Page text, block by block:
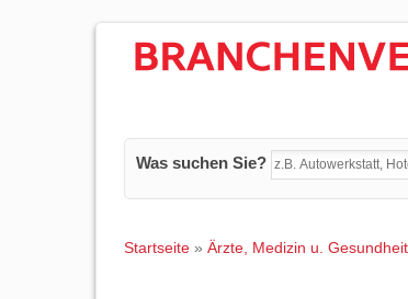
Was suchen Sie?
Startseite » Ärzte, Medizin u. Gesundheit